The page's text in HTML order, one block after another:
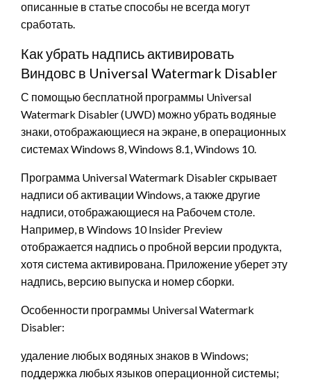
описанные в статье способы не всегда могут
сработать.
Как убрать надпись активировать
Виндовс в Universal Watermark Disabler
С помощью бесплатной программы Universal
Watermark Disabler (UWD) можно убрать водяные
знаки, отображающиеся на экране, в операционных
системах Windows 8, Windows 8.1, Windows 10.
Программа Universal Watermark Disabler скрывает
надписи об активации Windows, а также другие
надписи, отображающиеся на Рабочем столе.
Например, в Windows 10 Insider Preview
отображается надпись о пробной версии продукта,
хотя система активирована. Приложение уберет эту
надпись, версию выпуска и номер сборки.
Особенности программы Universal Watermark
Disabler:
удаление любых водяных знаков в Windows;
поддержка любых языков операционной системы;